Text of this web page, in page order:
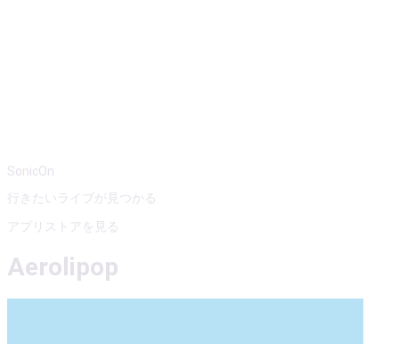
SonicOn
行きたいライブが見つかる
アプリストアを見る
Aerolipop